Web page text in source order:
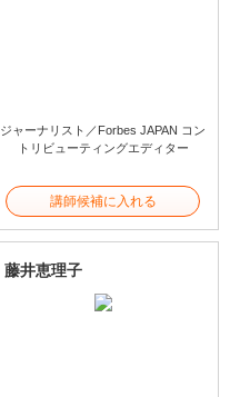
ジャーナリスト／Forbes JAPAN コン
トリビューティングエディター
講師候補に入れる
藤井恵理子